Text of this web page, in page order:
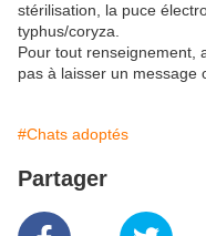
stérilisation, la puce
typhus/coryza.
Pour tout renseignement,
pas à laisser un message
#Chats adoptés
Partager